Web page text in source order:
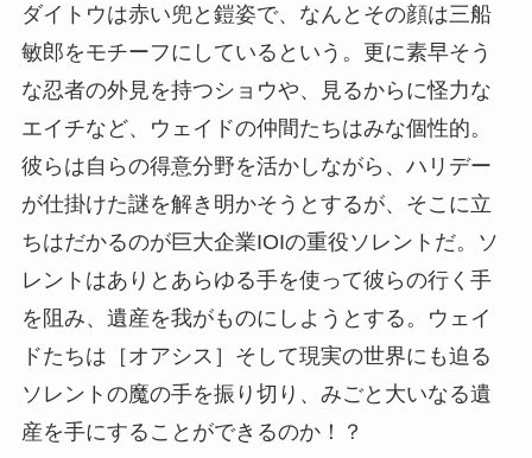
ダイトウは赤い兜と鎧姿で、なんとその顔は三船
敏郎をモチーフにしているという。更に素早そう
な忍者の外見を持つショウや、見るからに怪力な
エイチなど、ウェイドの仲間たちはみな個性的。
彼らは自らの得意分野を活かしながら、ハリデー
が仕掛けた謎を解き明かそうとするが、そこに立
ちはだかるのが巨大企業IOIの重役ソレントだ。ソ
レントはありとあらゆる手を使って彼らの行く手
を阻み、遺産を我がものにしようとする。ウェイ
ドたちは［オアシス］そして現実の世界にも迫る
ソレントの魔の手を振り切り、みごと大いなる遺
産を手にすることができるのか！？